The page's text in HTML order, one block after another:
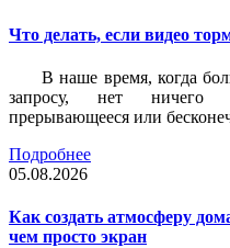
Что делать, если видео
В наше время, когда
запросу, нет ничего
прерывающееся или
Подробнее
05.08.2026
Как создать атмосферу
чем просто экран